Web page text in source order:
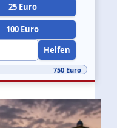
25 Euro
100 Euro
Helfen
750 Euro